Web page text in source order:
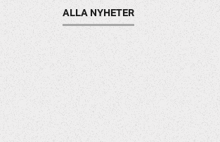
ALLA NYHETER